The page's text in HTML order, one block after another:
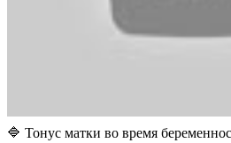
🔷 Тонус матки во время